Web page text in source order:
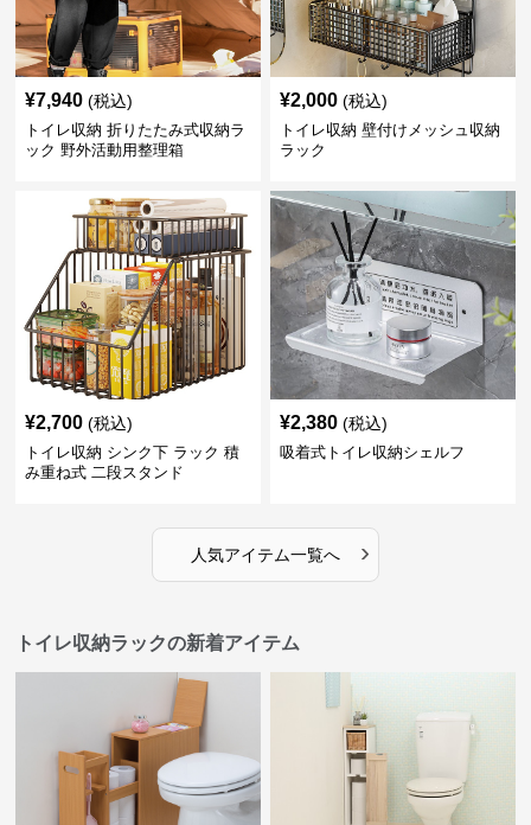
¥7,940 (税込)
トイレ収納 折りたたみ式収納ラ
ック 野外活動用整理箱
¥2,000 (税込)
トイレ収納 壁付けメッシュ収納
ラック
¥2,700 (税込)
トイレ収納 シンク下 ラック 積
み重ね式 二段スタンド
¥2,380 (税込)
吸着式トイレ収納シェルフ
人気アイテム一覧へ ›
トイレ収納ラックの新着アイテム